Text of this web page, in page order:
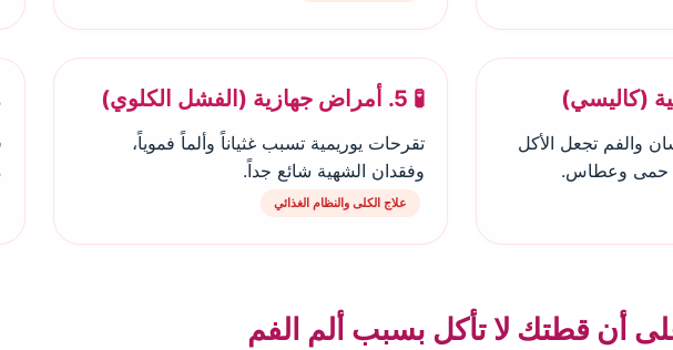
والفم تجعل الأكل
حمى وعطاس.
🧪 5. أمراض جهازية (الفشل الكلوي)
تقرحات يوريمية تسبب غثياناً وألماً فموياً،
وفقدان الشهية شائع جداً.
علاج الكلى والنظام الغذائي
أن قطتك لا تأكل بسبب ألم الفم